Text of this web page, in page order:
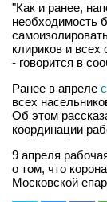
"Как и ранее,
необходимость
клириков и
- говорится в
Ранее в апреле
всех
Об этом
координации
9 апреля
о том, что
Московской